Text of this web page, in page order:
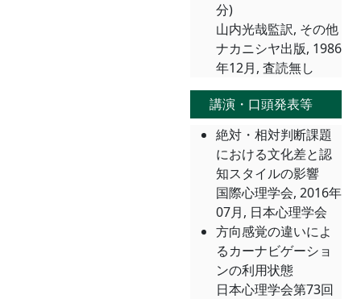
分)
山内光哉監訳, その他
ナカニシヤ出版, 1986
年12月, 査読無し
講演・口頭発表等
絶対・相対判断課題
における文化差と認
知スタイルの影響
国際心理学会, 2016年
07月, 日本心理学会
方向感覚の違いによ
るカーナビゲーショ
ンの利用状態
日本心理学会第73回